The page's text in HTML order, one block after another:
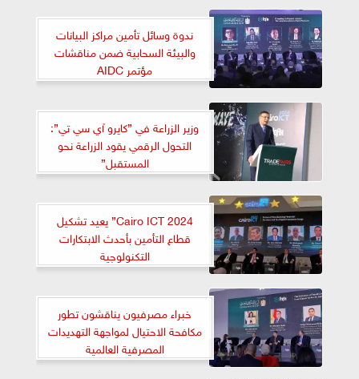
ندوة وسائل تأمين مراكز البيانات
والبيئة السحابية ضمن مناقشات
مؤتمر AIDC
وزير الزراعة في ”كايرو آي سي تي”:
التحول الرقمي يقود الزراعة نحو
المستقبل”
Cairo ICT 2024” يعيد تشكيل
قطاع التأمين بأحدث الابتكارات
التكنولوجية
خبراء مصرفيون يناقشون تطور
مكافحة الاحتيال لمواجهة التهديدات
المصرفية العالمية